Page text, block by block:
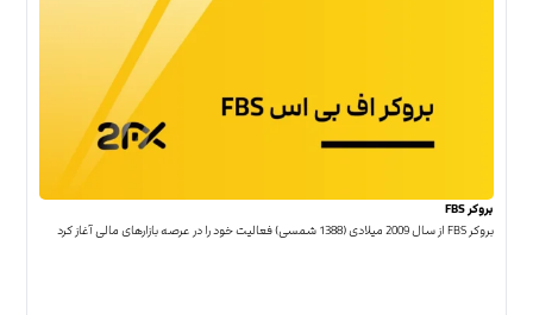
بروکر FBS
بروکر FBS از سال 2009 میلادی (1388 شمسی) فعالیت خود را در عرصه بازارهای مالی آغاز کرد